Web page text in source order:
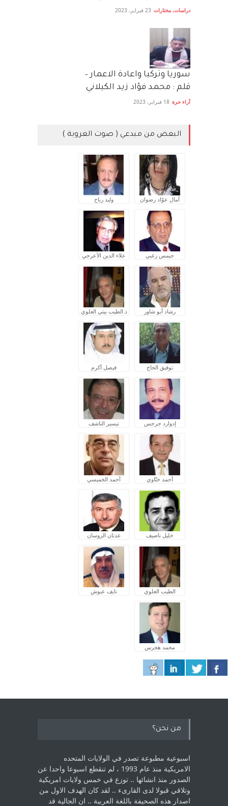
دراسات, مختارات 23 فبراير، 2023
سوريا وتركيا واعادة الاعمار –
قلم : محمد فؤاد زيد الكيلاني
آراء حرة 18 فبراير، 2023
البعض من مبدعي ( صوت العروبة )
آمال عوّاد رضوان وليد رباح
جيمس زغبي علاء الدين الأعرجي
رشاد أبو شاور د.الطيب بيتي العلوي
توفيق الحاج فيصل أكرم
إدوارد جرجس تيسير الناشف
أحمد ختّاوي أحمد الخميسي
خليل ناصيف عدنان الروسان
الطيب العلوي نايف عبوش
محمد هجرس
من نحن؟
اسبوعية مطبوعة تصدر في الولايات المتحده
الامريكية منذ عام 1993 ، لم ‏تنقطع اسبوعا واحدا عن
الصدور منذ انشائها .. توزع في خمس ولايات امريكية
‏وتلاقي قبولا لدى القارىء ..‏ لقد كان الهدف الاول من
اصدار هذه الصحيفة باللغة العربية .. ان الجالية قد